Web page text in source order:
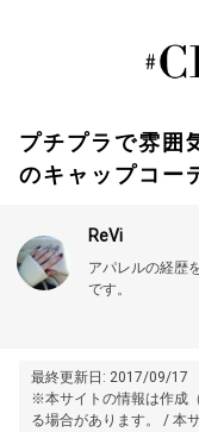
プチプラで雰囲
のキャップコー
ReVi
アパレルの経歴
です。
最終更新日: 2017/09/17
※本サイトの情報は作成
る場合があります。 / 本